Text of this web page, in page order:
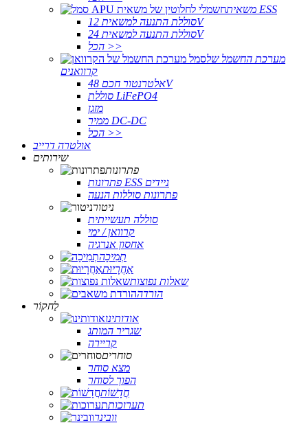
משאית ESS
סוללת התנעה למשאית 12V
סוללת התנעה למשאית 24V
הכל >>
מערכת החשמל של
קרוואנים
אלטרנטור חכם 48V
סוללת LiFePO4
מזגן
ממיר DC-DC
הכל >>
אולטרה דרייב
שירותים
פתרונות
פתרונות ESS ניידים
פתרונות סוללות הנעה
ניטור
סוללה תעשייתית
קרוואן / ימי
אחסון אנרגיה
תְמִיכָה
אַחֲרָיוּת
שאלות נפוצות
הורדה
לַחקוֹר
אודותינו
שגריר המותג
קריירה
סוחרים
מצא סוחר
הפוך לסוחר
חֲדָשׁוֹת
תערוכות
וובינר